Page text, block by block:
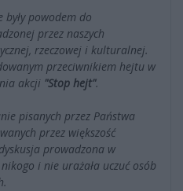
były powodem do
przez naszych
rzeczowej i kulturalnej.
przeciwnikiem hejtu w
akcji "Stop hejt".
pisanych przez Państwa
przez większość
prowadzona w
i nie urażała uczuć osób